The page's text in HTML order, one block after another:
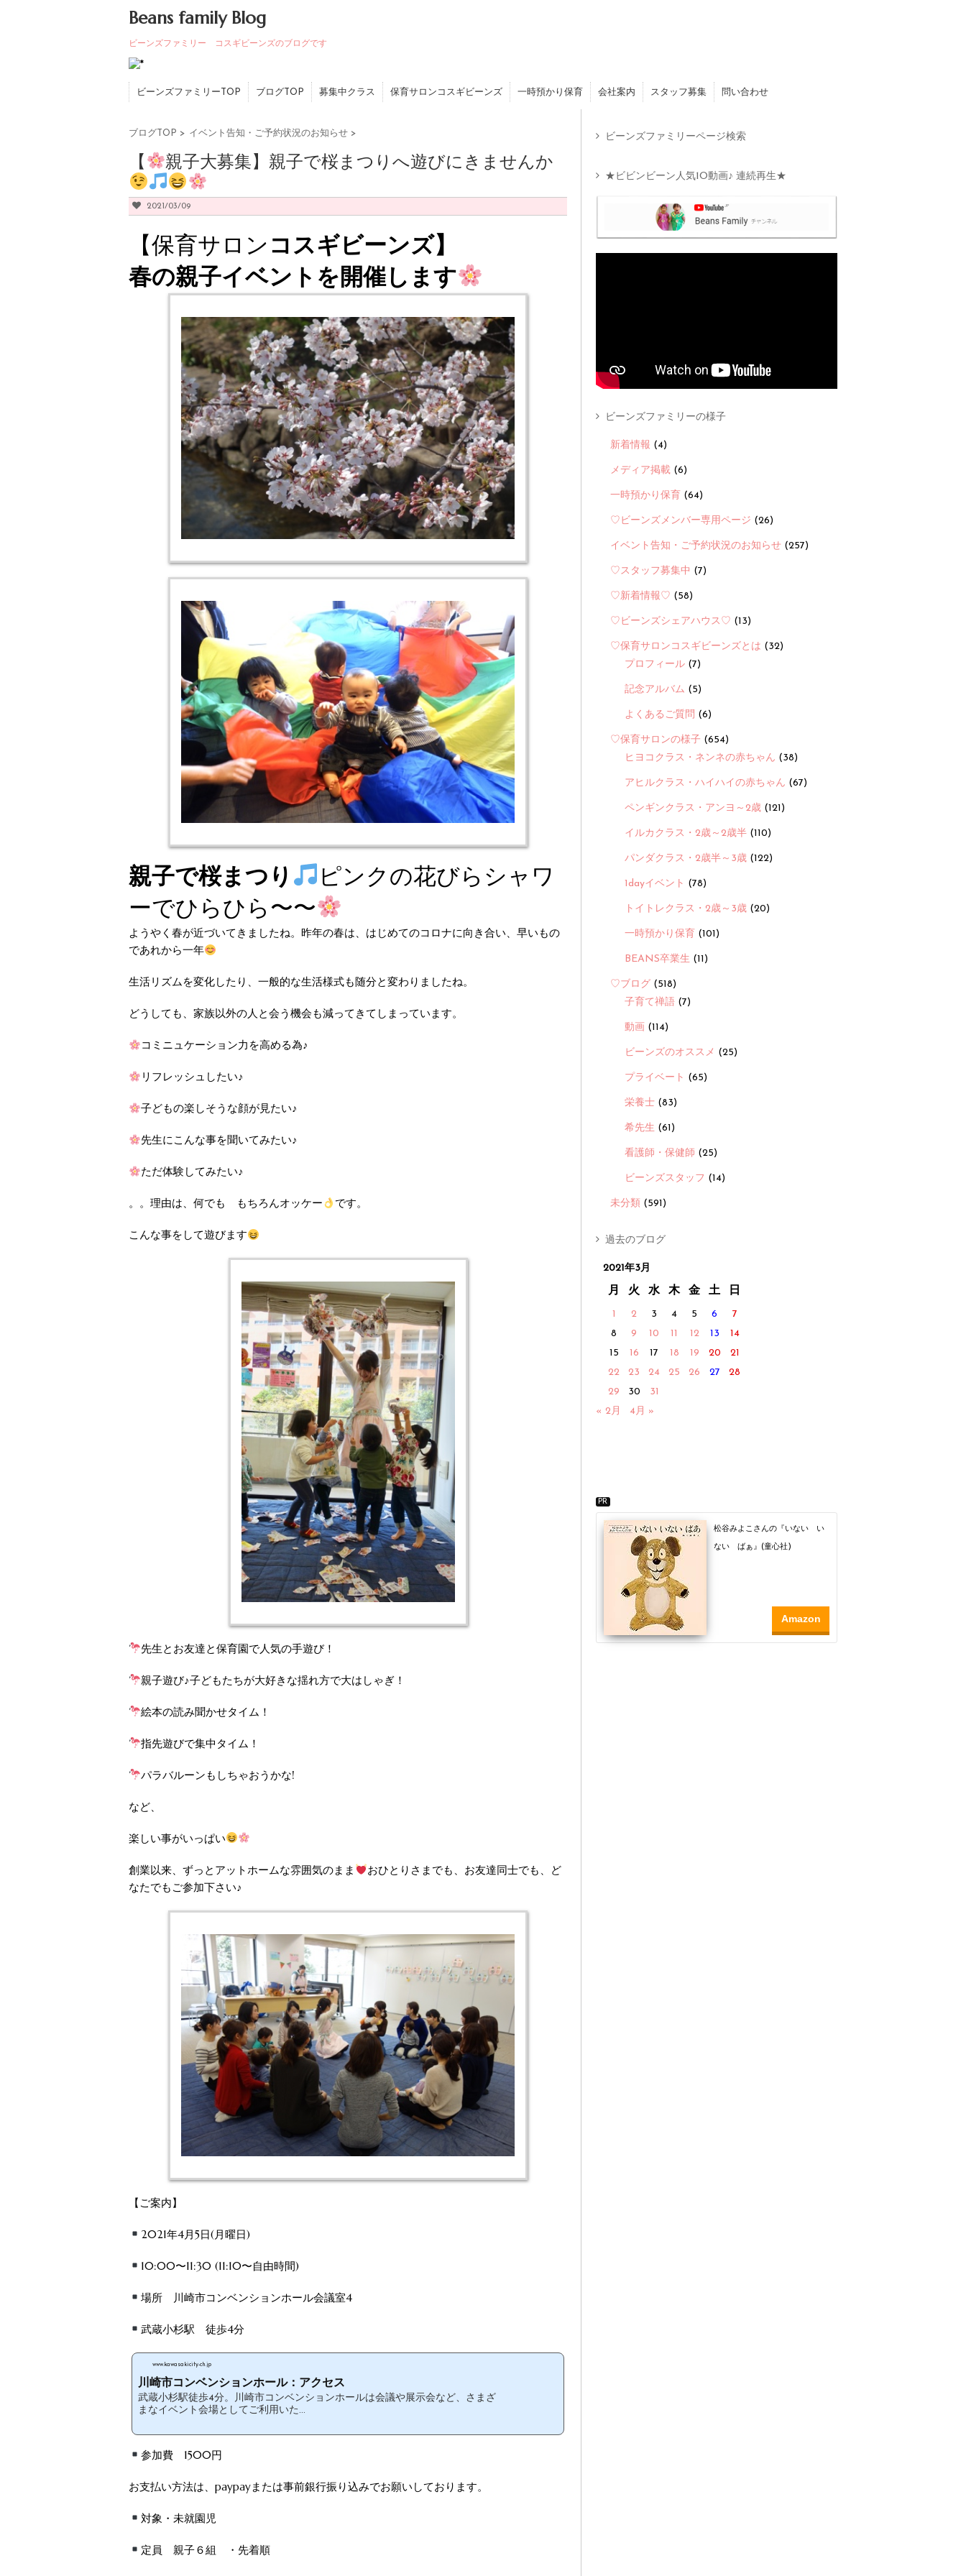
Beans family Blog
ビーンズファミリー コスギビーンズのブログです
ビーンズファミリーTOP ブログTOP 募集中クラス 保育サロンコスギビーンズ 一時預かり保育 会社案内 スタッフ募集 問い合わせ
ブログTOP > イベント告知・ご予約状況のお知らせ >
【 親子大募集】親子で桜まつりへ遊びにきませんか
2021/03/09
【保育サロン コスギビーンズ】
春の親子イベントを開催します
親子で桜まつり
ピンクの花びらシャワ
ーでひらひら〜〜
ようやく春が近づいてきましたね。昨年の春は、はじめてのコロナに向き合い、早いもの
であれから一年
生活リズムを変化したり、一般的な生活様式も随分と変わりましたね。
どうしても、家族以外の人と会う機会も減ってきてしまっています。
コミニュケーション力を高める為♪
リフレッシュしたい♪
子どもの楽しそうな顔が見たい♪
先生にこんな事を聞いてみたい♪
ただ体験してみたい♪
。。理由は、何でも もちろんオッケー です。
こんな事をして遊びます
先生とお友達と保育園で人気の手遊び！
親子遊び♪子どもたちが大好きな揺れ方で大はしゃぎ！
絵本の読み聞かせタイム！
指先遊びで集中タイム！
パラバルーンもしちゃおうかな!
など、
楽しい事がいっぱい
創業以来、ずっとアットホームな雰囲気のまま
おひとりさまでも、お友達同士でも、ど
なたでもご参加下さい♪
【ご案内】
2021年4月5日(月曜日)
10:00〜11:30 (11:10〜自由時間)
場所 川崎市コンベンションホール会議室4
武蔵小杉駅 徒歩4分
www.kawasakicity-ch.jp
川崎市コンベンションホール：アクセス
武蔵小杉駅徒歩4分。川崎市コンベンションホールは会議や展示会など、さまざ
まなイベント会場としてご利用いた...
参加費 1500円
お支払い方法は、paypayまたは事前銀行振り込みでお願いしております。
対象・未就園児
定員 親子６組 ・先着順
ビーンズファミリーページ検索
★ビビンビーン人気10動画♪ 連続再生★
ビーンズファミリーの様子
新着情報 (4)
メディア掲載 (6)
一時預かり保育 (64)
♡ビーンズメンバー専用ページ (26)
イベント告知・ご予約状況のお知らせ (257)
♡スタッフ募集中 (7)
♡新着情報♡ (58)
♡ビーンズシェアハウス♡ (13)
♡保育サロンコスギビーンズとは (32)
プロフィール (7)
記念アルバム (5)
よくあるご質問 (6)
♡保育サロンの様子 (654)
ヒヨコクラス・ネンネの赤ちゃん (38)
アヒルクラス・ハイハイの赤ちゃん (67)
ペンギンクラス・アンヨ～2歳 (121)
イルカクラス・2歳～2歳半 (110)
パンダクラス・2歳半～3歳 (122)
1dayイベント (78)
トイトレクラス・2歳～3歳 (20)
一時預かり保育 (101)
BEANS卒業生 (11)
♡ブログ (518)
子育て禅語 (7)
動画 (114)
ビーンズのオススメ (25)
プライベート (65)
栄養士 (83)
希先生 (61)
看護師・保健師 (25)
ビーンズスタッフ (14)
未分類 (591)
過去のブログ
2021年3月
月 火 水 木 金 土 日
1 2 3 4 5 6
7
8
9 10 11 12 13
14
15
16 17 18 19 20
21
22
23 24 25 26 27
28
29
30
31
« 2月
4月 »
PR
松谷みよこさんの『いない い
ない ばぁ』(童心社)
Amazon